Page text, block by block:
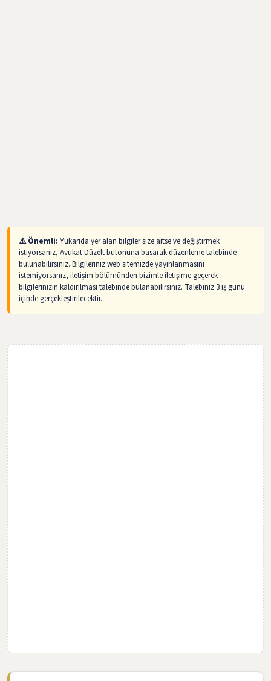
⚠️ Önemli: Yukarıda yer alan bilgiler size aitse ve değiştirmek
istiyorsanız, Avukat Düzelt butonuna basarak düzenleme talebinde
bulunabilirsiniz. Bilgileriniz web sitemizde yayınlanmasını
istemiyorsanız, iletişim bölümünden bizimle iletişime geçerek
bilgilerinizin kaldırılması talebinde bulanabilirsiniz. Talebiniz 3 iş günü
içinde gerçekleştirilecektir.